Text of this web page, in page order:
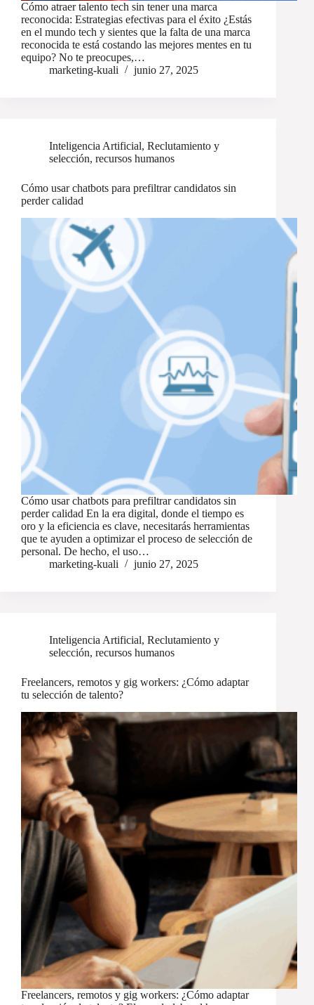
Cómo atraer talento tech sin tener una marca
reconocida: Estrategias efectivas para el éxito ¿Estás
en el mundo tech y sientes que la falta de una marca
reconocida te está costando las mejores mentes en tu
equipo? No te preocupes,…
marketing-kuali
junio 27, 2025
Inteligencia Artificial, Reclutamiento y
selección, recursos humanos
Cómo usar chatbots para prefiltrar candidatos sin
perder calidad
Cómo usar chatbots para prefiltrar candidatos sin
perder calidad En la era digital, donde el tiempo es
oro y la eficiencia es clave, necesitarás herramientas
que te ayuden a optimizar el proceso de selección de
personal. De hecho, el uso…
marketing-kuali
junio 27, 2025
Inteligencia Artificial, Reclutamiento y
selección, recursos humanos
Freelancers, remotos y gig workers: ¿Cómo adaptar
tu selección de talento?
Freelancers, remotos y gig workers: ¿Cómo adaptar